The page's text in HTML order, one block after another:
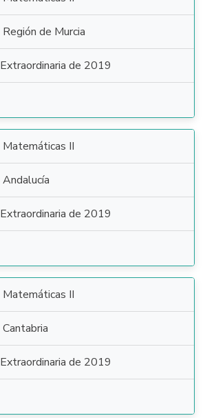
Región de Murcia
Extraordinaria de 2019
Matemáticas II
Andalucía
Extraordinaria de 2019
Matemáticas II
Cantabria
Extraordinaria de 2019